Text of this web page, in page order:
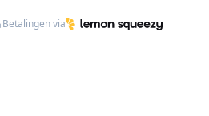
Betalingen via